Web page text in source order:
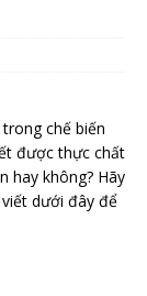
chế biến
được thực chất
hay không? Hãy
dưới đây để